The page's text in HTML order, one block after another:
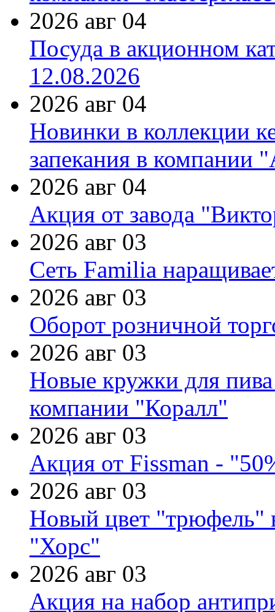
2026 авг 04
Посуда в акционном
12.08.2026
2026 авг 04
Новинки в коллекции
запекания в компании
2026 авг 04
Акция от завода
2026 авг 03
Сеть Familia
2026 авг 03
Оборот розничной
2026 авг 03
Новые кружки для
компании "Коралл"
2026 авг 03
Акция от Fissman -
2026 авг 03
Новый цвет "трюфель"
"Хорс"
2026 авг 03
Акция на набор